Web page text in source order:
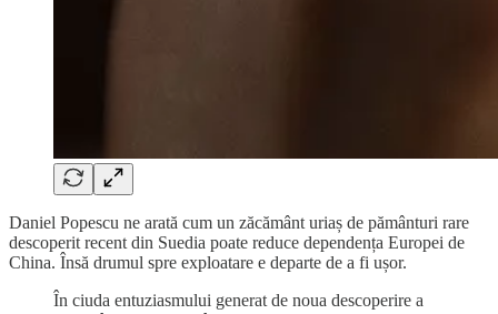
Daniel Popescu ne arată cum un zăcământ uriaș de pământuri rare
descoperit recent din Suedia poate reduce dependența Europei de
China. Însă drumul spre exploatare e departe de a fi ușor.
În ciuda entuziasmului generat de noua descoperire a